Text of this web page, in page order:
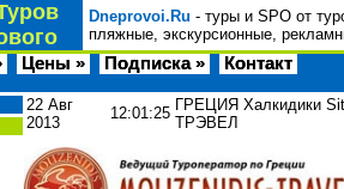
Dneprovoi.Ru - туры и SPO от
пляжные, экскурсионные,
Цены » Подписка » Контакт
22 Авг
2013
12:01:25 ГРЕЦИЯ Халкидики
ТРЭВЕЛ